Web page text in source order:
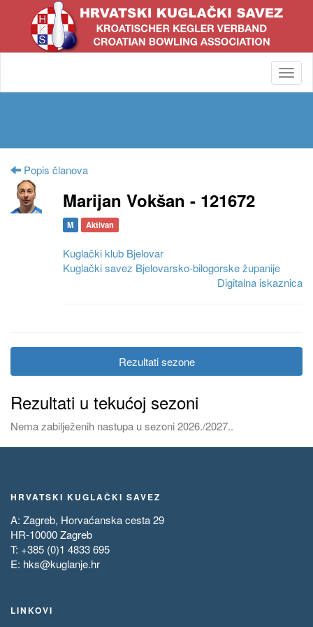
Popis članova
Marijan Vokšan - 121672
M Aktivan
Kuglački klub Bjelovar
Kuglački savez Bjelovarsko-bilogorske županije
Digitalna iskaznica
Rezultati sezone
Rezultati u tekućoj sezoni
Nema zabilježenih nastupa u sezoni 2026./2027..
HRVATSKI KUGLAČKI SAVEZ
A: Zagreb, Horvaćanska cesta 29
HR-10000 Zagreb
T: +385 (0)1 4833 695
E: hks@kuglanje.hr
LINKOVI